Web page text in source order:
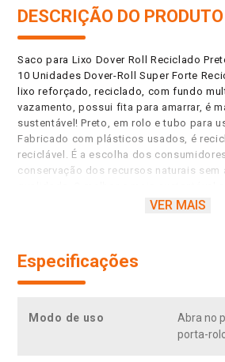
DESCRIÇÃO DO PRODUTO
Saco para Lixo Dover Roll Reciclado
10 Unidades Dover-Roll Super Forte
lixo reforçado, reciclado, com fundo
vazamento, possui fita para amarrar, é
sustentável! Preto, em rolo e tubo para
Fabricado com plásticos usados, é
reciclável. É a escolha dos
conservação dos recursos naturais sem
Brasil! Reciclar é a melhor opção pela
abre fácil, destaque na abertura, com fita
para uso no porta-rolo.
VER MAIS
Especificações
Modo de uso
Abra no
porta-